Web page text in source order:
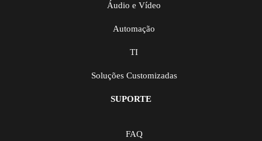
Áudio e Vídeo
Automação
TI
Soluções Customizadas
SUPORTE
FAQ